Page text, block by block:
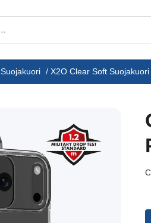
Suojakuori / X2O Clear Soft